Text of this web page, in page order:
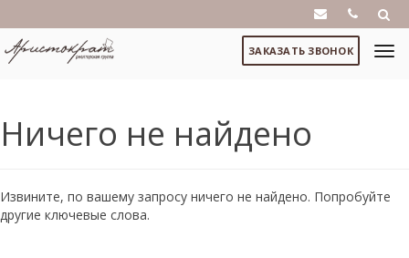
ЗАКАЗАТЬ ЗВОНОК
Ничего не найдено
Извините, по вашему запросу ничего не найдено. Попробуйте
другие ключевые слова.